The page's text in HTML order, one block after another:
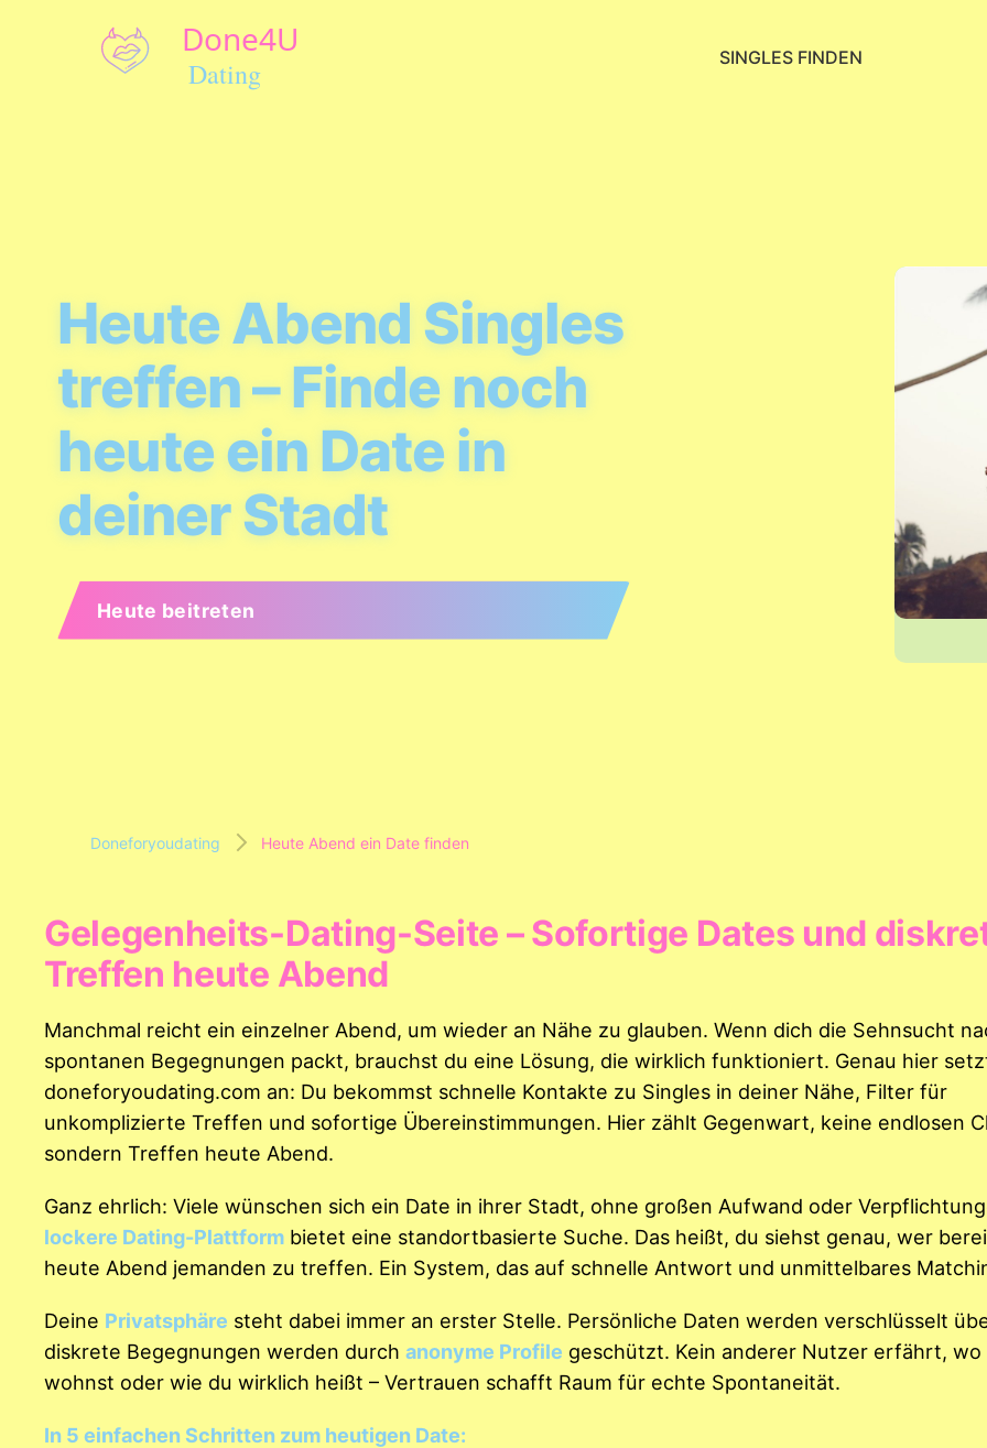
SINGLES FINDEN
Heute Abend Singles
treffen – Finde noch
heute ein Date in
deiner Stadt
Heute beitreten
Doneforyoudating Heute Abend ein Date finden
Gelegenheits-Dating-Seite – Sofortige Dates und
Treffen heute Abend
Manchmal reicht ein einzelner Abend, um wieder an Nähe zu glauben. Wenn dich die Sehnsucht
spontanen Begegnungen packt, brauchst du eine Lösung, die wirklich funktioniert. Genau hier
doneforyoudating.com an: Du bekommst schnelle Kontakte zu Singles in deiner Nähe, Filter für
unkomplizierte Treffen und sofortige Übereinstimmungen. Hier zählt Gegenwart, keine endlosen
sondern Treffen heute Abend.
Ganz ehrlich: Viele wünschen sich ein Date in ihrer Stadt, ohne großen Aufwand oder
lockere Dating-Plattform bietet eine standortbasierte Suche. Das heißt, du siehst genau, wer
heute Abend jemanden zu treffen. Ein System, das auf schnelle Antwort und unmittelbares
Deine Privatsphäre steht dabei immer an erster Stelle. Persönliche Daten werden verschlüsselt
diskrete Begegnungen werden durch anonyme Profile geschützt. Kein anderer Nutzer erfährt, wo
wohnst oder wie du wirklich heißt – Vertrauen schafft Raum für echte Spontaneität.
In 5 einfachen Schritten zum heutigen Date: